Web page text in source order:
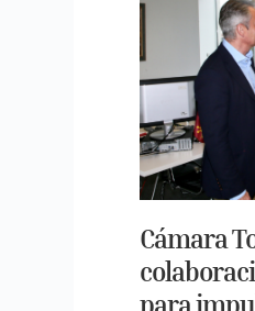
Cámara
para